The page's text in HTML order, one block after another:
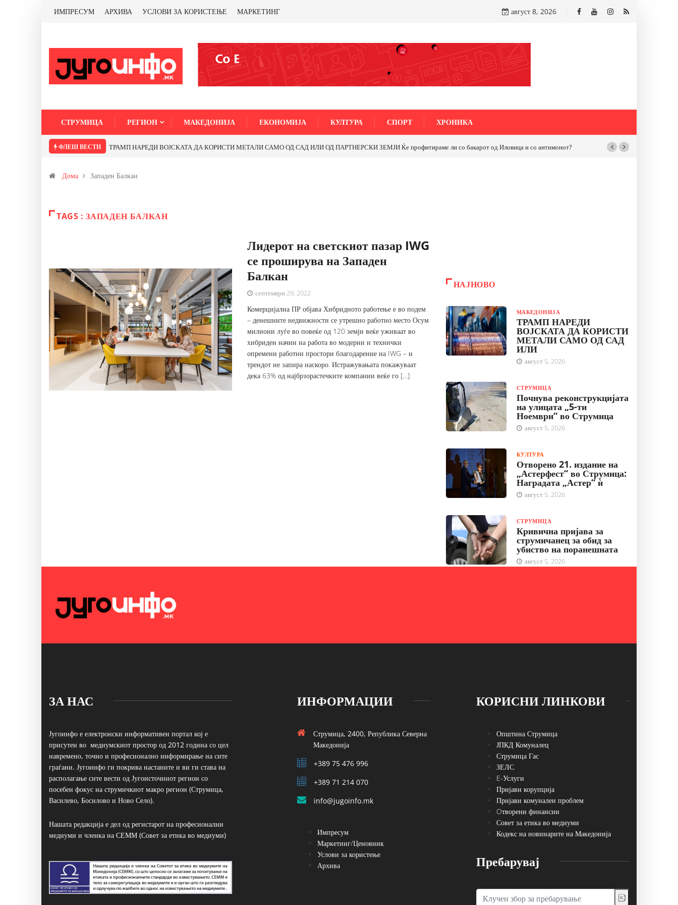
ИМПРЕСУМ АРХИВА УСЛОВИ ЗА КОРИСТЕЊЕ МАРКЕТИНГ август 8, 2026
СТРУМИЦА РЕГИОН МАКЕДОНИЈА ЕКОНОМИЈА КУЛТУРА СПОРТ ХРОНИКА
ФЛЕШ ВЕСТИ ТРАМП НАРЕДИ ВОЈСКАТА ДА КОРИСТИ МЕТАЛИ САМО ОД САД ИЛИ ОД ПАРТНЕРСКИ ЗЕМЈИ Ќе профитираме ли со бакарот од Иловица и со антимонот?
Дома Западен Балкан
TAGS : ЗАПАДЕН БАЛКАН
Лидерот на светскиот пазар IWG
се проширува на Западен
Балкан
септември 29, 2022
Комерцијална ПР објава Хибридното работење е во подем
– денешните недвижности се утрешно работно место Осум
милиони луѓе во повеќе од 120 земји веќе уживаат во
хибриден начин на работа во модерни и технички
опремени работни простори благодарение на IWG – и
трендот не запира наскоро. Истражувањата покажуваат
дека 63% од најбрзорастечките компании веќе го […]
НАЈНОВО
МАКЕДОНИЈА
ТРАМП НАРЕДИ
ВОЈСКАТА ДА КОРИСТИ
МЕТАЛИ САМО ОД САД
ИЛИ
август 5, 2026
СТРУМИЦА
Почнува реконструкцијата
на улицата „5-ти
Ноември“ во Струмица
август 5, 2026
КУЛТУРА
Отворено 21. издание на
„Астерфест“ во Струмица:
Наградата „Астер“ ѝ
август 5, 2026
СТРУМИЦА
Кривична пријава за
струмичанец за обид за
убиство на поранешната
август 5, 2026
ЗА НАС
Југоинфо е електронски информативен портал кој е
присутен во медиумскиот простор од 2012 година со цел
навремено, точно и професионално информирање на сите
граѓани. Југоинфо ги покрива настаните и ви ги става на
располагање сите вести од Југоисточниот регион со
посебен фокус на струмичкиот макро регион (Струмица,
Василево, Босилово и Ново Село).
Нашата редакција е дел од регистарот на професионални
медиуми и членка на СЕММ (Совет за етика во медиуми)
ИНФОРМАЦИИ
Струмица, 2400, Република Северна
Македонија
+389 75 476 996
+389 71 214 070
info@jugoinfo.mk
Импресум
Маркетинг/Ценовник
Услови за користење
Архива
КОРИСНИ ЛИНКОВИ
Општина Струмица
ЈПКД Комуналец
Струмица Гас
ЗЕЛС
E-Услуги
Пријави корупција
Пријави комунален проблем
Oтворени финансии
Совет за етика во медиуми
Кодекс на новинарите на Македонија
Пребарувај